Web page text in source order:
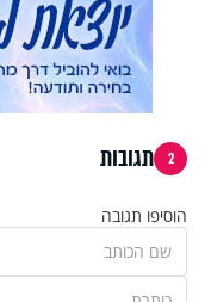
2 תגובות
הוסיפו תגובה